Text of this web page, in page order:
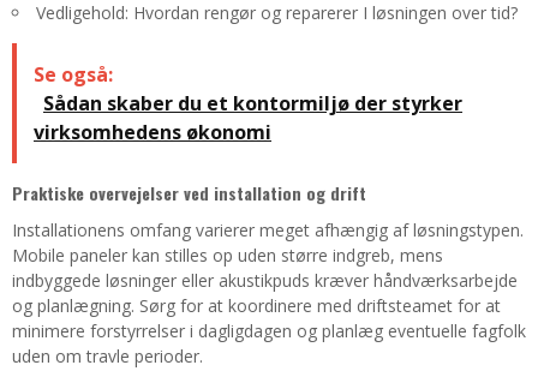
Vedligehold: Hvordan rengør og reparerer I løsningen over tid?
Se også:
Sådan skaber du et kontormiljø der styrker
virksomhedens økonomi
Praktiske overvejelser ved installation og drift
Installationens omfang varierer meget afhængig af løsningstypen.
Mobile paneler kan stilles op uden større indgreb, mens
indbyggede løsninger eller akustikpuds kræver håndværksarbejde
og planlægning. Sørg for at koordinere med driftsteamet for at
minimere forstyrrelser i dagligdagen og planlæg eventuelle fagfolk
uden om travle perioder.